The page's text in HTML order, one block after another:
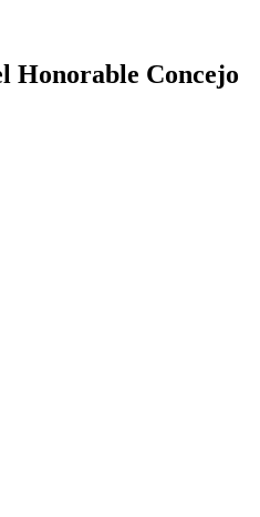
Honorable Concejo